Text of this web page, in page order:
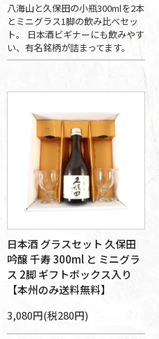
八海山と久保田の小瓶300mlを2本
とミニグラス1脚の飲み比べセッ
ト。 日本酒ビギナーにも飲みやす
い、有名銘柄が詰まってます。
日本酒 グラスセット 久保田
吟醸 千寿 300ml と ミニグラ
ス 2脚 ギフトボックス入り
【本州のみ送料無料】
3,080円(税280円)